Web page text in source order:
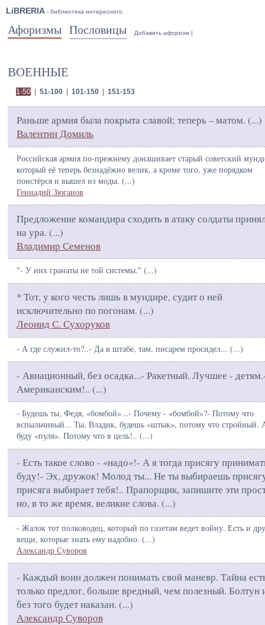
LiBRERIA - библиотека интересного.
Афоризмы Пословицы Добавить афоризм |
ВОЕННЫЕ
1-50| 51-100| 101-150| 151-153
Раньше армия была покрыта славой; теперь – матом. (...)
Валентин Домиль
Российская армия по-прежнему донашивает старый советский
который её теперь безнадёжно велик, а кроме того, уже порядком
поистёрся и вышел из моды. (...)
Геннадий Зюганов
Предложение командира сходить в атаку солдаты
на ура. (...)
Владимир Семенов
"- У них гранаты не той системы." (...)
* Тот, у кого честь лишь в мундире, судит о ней
исключительно по погонам. (...)
Леонид С. Сухоруков
- А где служил-то?..- Да в штабе, там, писарем просидел... (...)
- Авиационный, без осадка...- Ракетный. Лучшее -
Американским!.. (...)
- Будешь ты, Федя, «бомбой»...- Почему - «бомбой»?- Потому что
вспыльчивый... Ты, Владик, будешь «штык», потому что стройный.
буду «пуля». Потому что в цель!.. (...)
- Есть такое слово - «надо»!- А я тогда присягу
буду!- Эх, дружок! Молод ты... Не ты выбираешь
присяга выбирает тебя!.. Прапорщик, запишите эти
но, в то же время, великие слова. (...)
- Жалок тот полководец, который по газетам ведет войну. Есть и
вещи, которые знать ему надобно. (...)
Александр Суворов
- Каждый воин должен понимать свой маневр. Тайна
только предлог, больше вредный, чем полезный. Болтун
без того будет наказан. (...)
Александр Суворов